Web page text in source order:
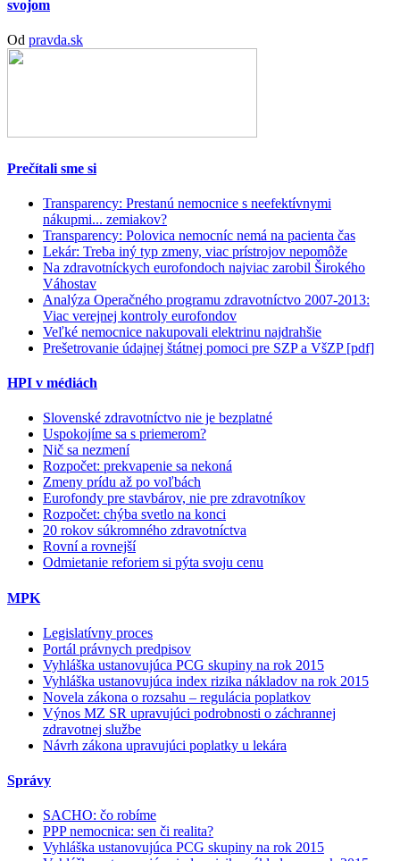
svojom
Od pravda.sk
Prečítali sme si
Transparency: Prestanú nemocnice s neefektívnymi
nákupmi... zemiakov?
Transparency: Polovica nemocníc nemá na pacienta čas
Lekár: Treba iný typ zmeny, viac prístrojov nepomôže
Na zdravotníckych eurofondoch najviac zarobil Širokého
Váhostav
Analýza Operačného programu zdravotníctvo 2007-2013:
Viac verejnej kontroly eurofondov
Veľké nemocnice nakupovali elektrinu najdrahšie
Prešetrovanie údajnej štátnej pomoci pre SZP a VšZP [pdf]
HPI v médiách
Slovenské zdravotníctvo nie je bezplatné
Uspokojíme sa s priemerom?
Nič sa nezmení
Rozpočet: prekvapenie sa nekoná
Zmeny prídu až po voľbách
Eurofondy pre stavbárov, nie pre zdravotníkov
Rozpočet: chýba svetlo na konci
20 rokov súkromného zdravotníctva
Rovní a rovnejší
Odmietanie reforiem si pýta svoju cenu
MPK
Legislatívny proces
Portál právnych predpisov
Vyhláška ustanovujúca PCG skupiny na rok 2015
Vyhláška ustanovujúca index rizika nákladov na rok 2015
Novela zákona o rozsahu – regulácia poplatkov
Výnos MZ SR upravujúci podrobnosti o záchrannej
zdravotnej službe
Návrh zákona upravujúci poplatky u lekára
Správy
SACHO: čo robíme
PPP nemocnica: sen či realita?
Vyhláška ustanovujúca PCG skupiny na rok 2015